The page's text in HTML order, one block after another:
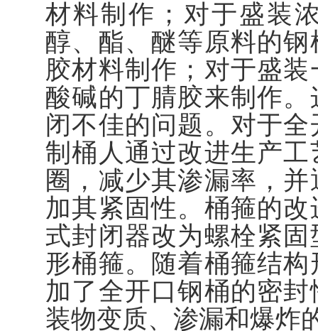
材料制作；对于盛装
醇、酯、醚等原料的
胶材料制作；对于盛
酸碱的丁腈胶来制作
闭不佳的问题。对于
制桶人通过改进生产
圈，减少其渗漏率，
加其紧固性。桶箍的
式封闭器改为螺栓紧
形桶箍。随着桶箍结
加了全开口钢桶的密
装物变质、渗漏和爆炸